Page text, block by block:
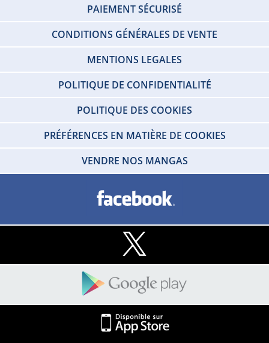
PAIEMENT SÉCURISÉ
CONDITIONS GÉNÉRALES DE VENTE
MENTIONS LEGALES
POLITIQUE DE CONFIDENTIALITÉ
POLITIQUE DES COOKIES
PRÉFÉRENCES EN MATIÈRE DE COOKIES
VENDRE NOS MANGAS